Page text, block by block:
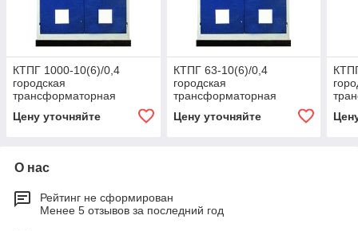
КТПГ 1000-10(6)/0,4
городская
трансформаторная
Цену уточняйте
КТПГ 63-10(6)/0,4
городская
трансформаторная
Цену уточняйте
О нас
Рейтинг не сформирован
Менее 5 отзывов за последний год